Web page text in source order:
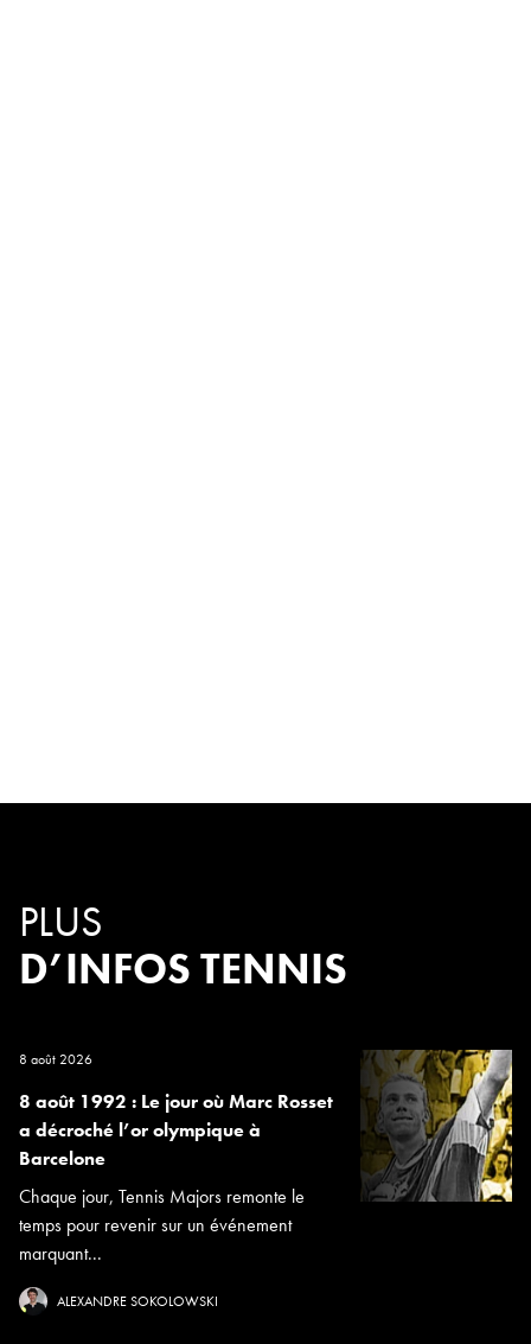
PLUS
D’INFOS TENNIS
8 août 2026
8 août 1992 : Le jour où Marc Rosset
a décroché l’or olympique à
Barcelone
Chaque jour, Tennis Majors remonte le
temps pour revenir sur un événement
marquant...
ALEXANDRE SOKOLOWSKI